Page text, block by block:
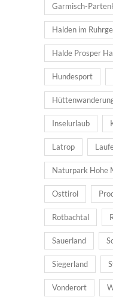
Garmisch-
Halden im
Halde Prosper
Hundesport
Inselurlaub
Latrop
Naturpark Hohe
Osttirol
Rotbachtal
Sauerland
Siegerland
Vonderort